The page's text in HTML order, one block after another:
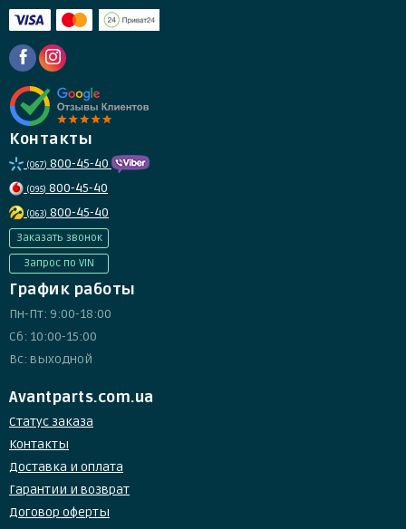
Контакты
(067) 800-45-40
(095) 800-45-40
(063) 800-45-40
Заказать звонок
Запрос по VIN
График работы
Пн-Пт: 9:00-18:00
Сб: 10:00-15:00
Вс: выходной
Avantparts.com.ua
Статус заказа
Контакты
Доставка и оплата
Гарантии и возврат
Договор оферты